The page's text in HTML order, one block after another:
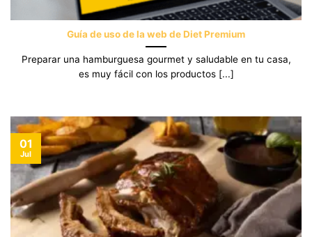
Guía de uso de la web de Diet Premium
Preparar una hamburguesa gourmet y saludable en tu casa,
es muy fácil con los productos [...]
01
Jul